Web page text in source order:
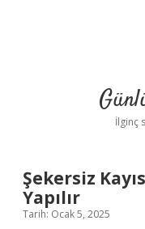
İlginç
Şekersiz
Yapılır
Tarih: Ocak 5, 2025